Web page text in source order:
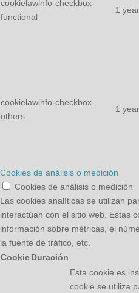
cookielawinfo-checkbox-
functional
1 year
cookielawinfo-checkbox-
others
1 year
Cookies de análisis o medición
Cookies de análisis o medición
Las cookies analíticas se utilizan
interactúan con el sitio web. Estas
información sobre métricas, el
la fuente de tráfico, etc.
CookieDuración
Esta cookie es
cookie se utiliza